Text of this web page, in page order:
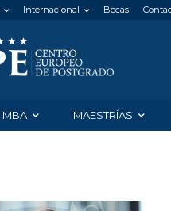
Internacional Becas
MBA MAESTRÍAS